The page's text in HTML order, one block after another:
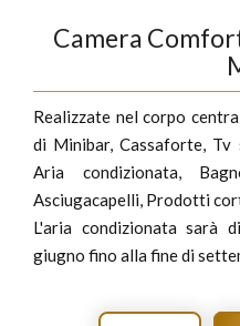
Camera
Realizzate nel corpo
di Minibar, Cassaforte,
Aria condizionata,
Asciugacapelli, Prodotti
L'aria condizionata sarà
giugno fino alla fine di